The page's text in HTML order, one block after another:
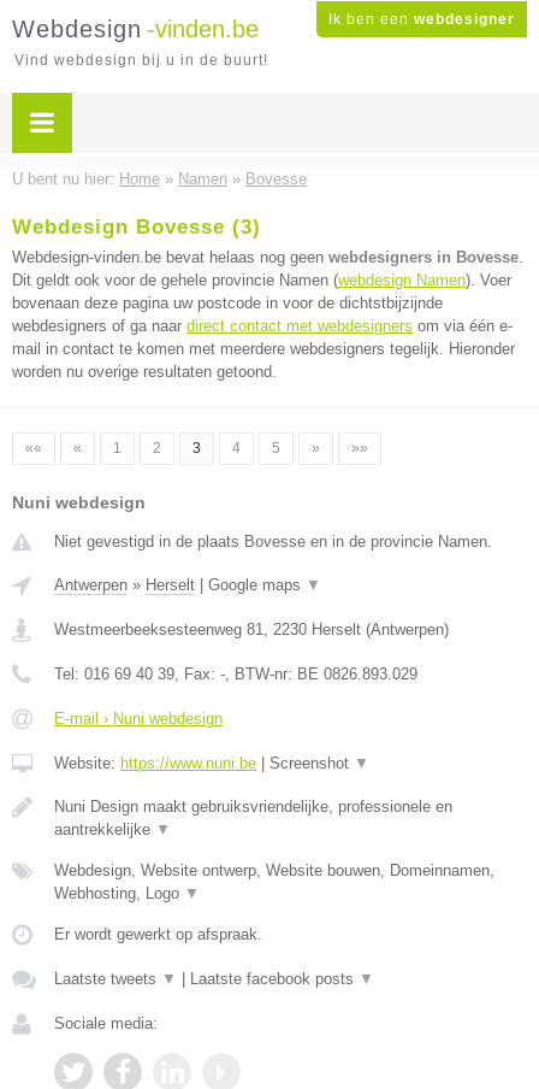
Ik ben een webdesigner
Webdesign -vinden.be
Vind webdesign bij u in de buurt!
U bent nu hier: Home » Namen » Bovesse
Webdesign Bovesse (3)
Webdesign-vinden.be bevat helaas nog geen webdesigners in Bovesse.
Dit geldt ook voor de gehele provincie Namen (webdesign Namen). Voer
bovenaan deze pagina uw postcode in voor de dichtstbijzijnde
webdesigners of ga naar direct contact met webdesigners om via één e-
mail in contact te komen met meerdere webdesigners tegelijk. Hieronder
worden nu overige resultaten getoond.
«« « 1 2 3 4 5 » »»
Nuni webdesign
Niet gevestigd in de plaats Bovesse en in de provincie Namen.
Antwerpen » Herselt Google maps ▼
Westmeerbeeksesteenweg 81, 2230 Herselt (Antwerpen)
Tel: 016 69 40 39, Fax: -, BTW-nr: BE 0826.893.029
E-mail › Nuni webdesign
Website: https://www.nuni.be Screenshot ▼
Nuni Design maakt gebruiksvriendelijke, professionele en
aantrekkelijke ▼
Webdesign, Website ontwerp, Website bouwen, Domeinnamen,
Webhosting, Logo ▼
Er wordt gewerkt op afspraak.
Laatste tweets ▼ Laatste facebook posts ▼
Sociale media: